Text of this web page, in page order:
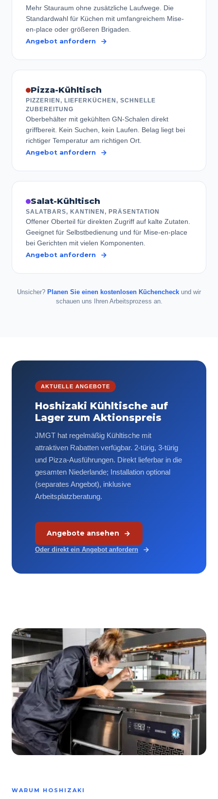
Mehr Stauraum ohne zusätzliche Laufwege. Die
Standardwahl für Küchen mit umfangreichem Mise-
en-place oder größeren Brigaden.
Angebot anfordern
Pizza-Kühltisch
PIZZERIEN, LIEFERKÜCHEN, SCHNELLE
ZUBEREITUNG
Oberbehälter mit gekühlten GN-Schalen direkt
griffbereit. Kein Suchen, kein Laufen. Belag liegt bei
richtiger Temperatur am richtigen Ort.
Angebot anfordern
Salat-Kühltisch
SALATBARS, KANTINEN, PRÄSENTATION
Offener Oberteil für direkten Zugriff auf kalte Zutaten.
Geeignet für Selbstbedienung und für Mise-en-place
bei Gerichten mit vielen Komponenten.
Angebot anfordern
Unsicher? Planen Sie einen kostenlosen Küchencheck und wir
schauen uns Ihren Arbeitsprozess an.
AKTUELLE ANGEBOTE
Hoshizaki Kühltische auf
Lager zum Aktionspreis
JMGT hat regelmäßig Kühltische mit
attraktiven Rabatten verfügbar. 2-türig, 3-türig
und Pizza-Ausführungen. Direkt lieferbar in die
gesamten Niederlande; Installation optional
(separates Angebot), inklusive
Arbeitsplatzberatung.
Angebote ansehen
Oder direkt ein Angebot anfordern
WARUM HOSHIZAKI